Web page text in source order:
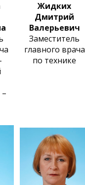
Жидких
Дмитрий
Валерьевич
Заместитель
главного врача
по технике